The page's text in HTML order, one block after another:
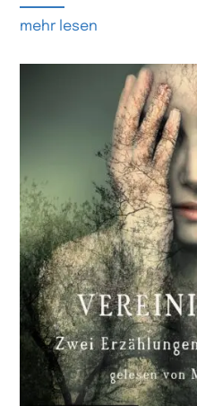
mehr lesen